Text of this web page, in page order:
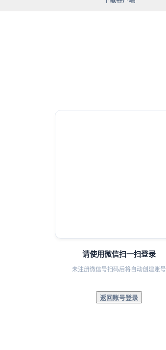
请使用微信扫一扫登录
未注册微信号扫码后将自动创建账号
返回账号登录